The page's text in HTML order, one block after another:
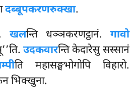
दब्बूपकरणरुक्खा.
खलन्ति धञ्ञकरणट्ठानं. गावो
उदकवारन्ति केदारेसु सस्सानं
ति महासङ्घभोगोपि विहारो.
भिक्खुना.